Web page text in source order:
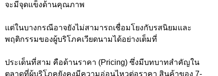
จะมีจุดแข็งด้านคุณภาพ
แต่ในบางกรณีอาจยังไม่สามารถเชื่อมโยงกับรสนิยมและ
พฤติกรรมของผู้บริโภคเวียดนามได้อย่างเต็มที่
ประเด็นที่สาม คือด้านราคา (Pricing) ซึ่งมีบทบาทสำคัญใน
ตลาดที่ผู้บริโภคยังคงมีความอ่อนไหวต่อราคา สินค้าของ 7-